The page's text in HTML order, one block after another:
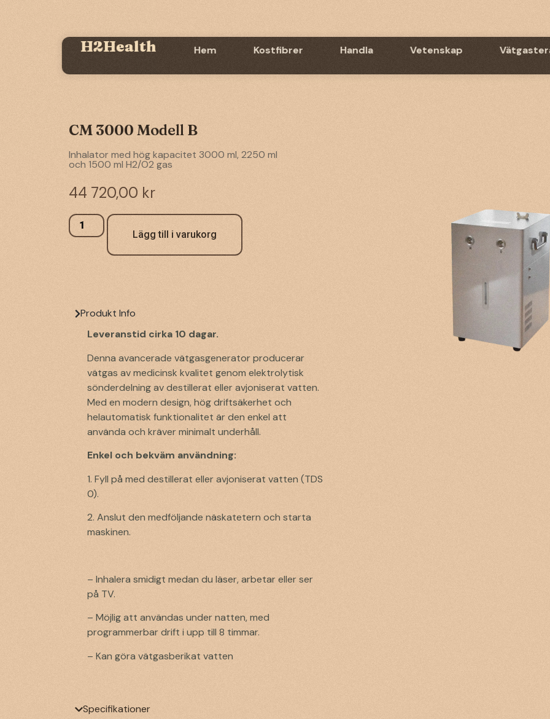
H2Health Hem Kostfibrer Handla Vetenskap
CM 3000 Modell B
Inhalator med hög kapacitet 3000 ml, 2250 ml
och 1500 ml H2/O2 gas
44 720,00 kr
Lägg till i varukorg
Produkt Info
Leveranstid cirka 10 dagar.
Denna avancerade vätgasgenerator producerar
vätgas av medicinsk kvalitet genom elektrolytisk
sönderdelning av destillerat eller avjoniserat vatten.
Med en modern design, hög driftsäkerhet och
helautomatisk funktionalitet är den enkel att
använda och kräver minimalt underhåll.
Enkel och bekväm användning:
1. Fyll på med destillerat eller avjoniserat vatten (TDS
0).
2. Anslut den medföljande näskatetern och starta
maskinen.
– Inhalera smidigt medan du läser, arbetar eller ser
på TV.
– Möjlig att användas under natten, med
programmerbar drift i upp till 8 timmar.
– Kan göra vätgasberikat vatten
Specifikationer